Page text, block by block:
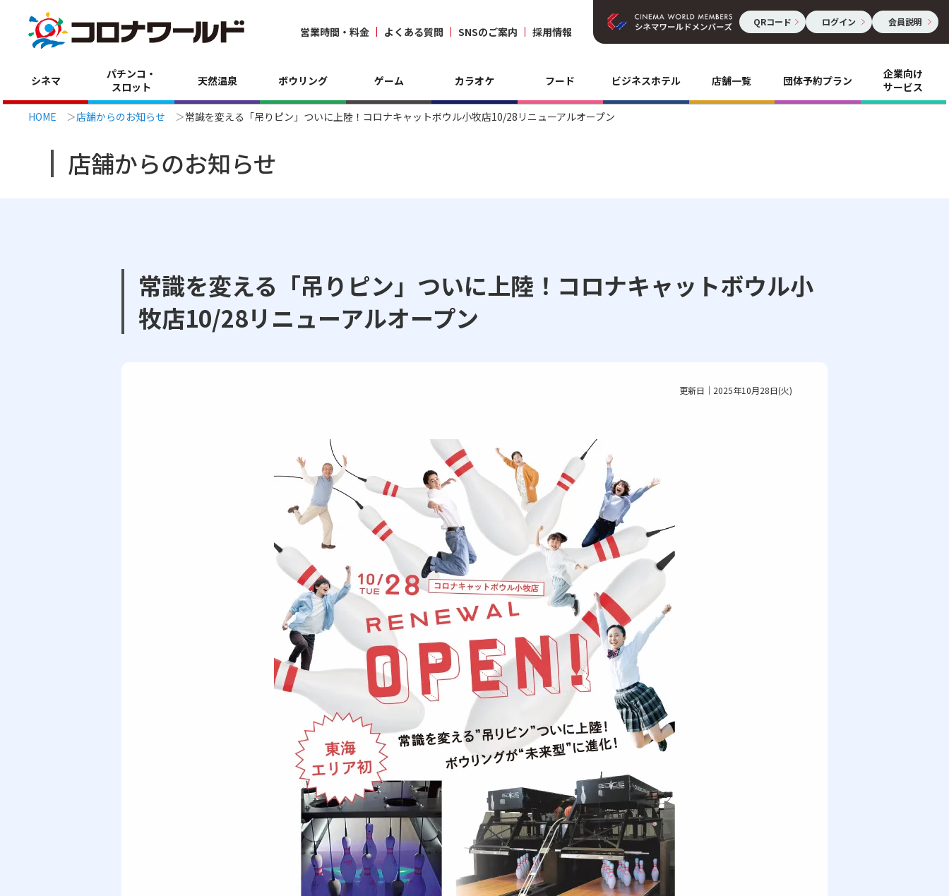
営業時間・料金 よくある質問 SNSのご案内 採用情報
QRコード ログイン 会員説明
シネマ
パチンコ・
スロット
天然温泉 ボウリング ゲーム カラオケ フード ビジネスホテル 店舗一覧 団体予約プラン
企業向け
サービス
HOME 店舗からのお知らせ 常識を変える「吊りピン」ついに上陸！コロナキャットボウル小牧店10/28リニューアルオープン
店舗からのお知らせ
常識を変える「吊りピン」ついに上陸！コロナキャットボウル小
牧店10/28リニューアルオープン
更新日｜2025年10月28日(火)